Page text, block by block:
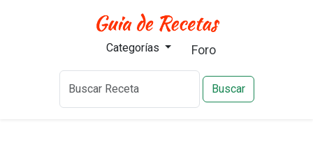
Categorías Foro
Buscar